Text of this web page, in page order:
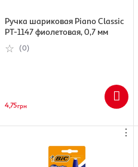
Ручка шариковая Piano Classic
PT-1147 фиолетовая, 0,7 мм
(0)
4,75грн
⋮